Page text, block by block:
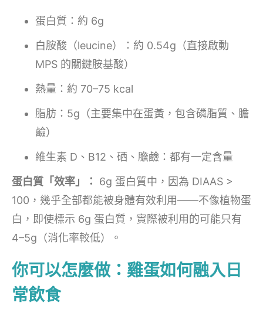
蛋白質：約 6g
白胺酸（leucine）：約 0.54g（直接啟動
MPS 的關鍵胺基酸）
熱量：約 70–75 kcal
脂肪：5g（主要集中在蛋黃，包含磷脂質、膽
鹼）
維生素 D、B12、硒、膽鹼：都有一定含量
蛋白質「效率」：
6g 蛋白質中，因為 DIAAS >
100，幾乎全部都能被身體有效利用——不像植物蛋
白，即使標示 6g 蛋白質，實際被利用的可能只有
4–5g（消化率較低）。
你可以怎麼做：雞蛋如何融入日
常飲食